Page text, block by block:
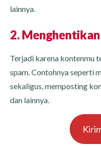
lainnya.
2.
Terjadi karena kontenmu
spam. Contohnya seperti
sekaligus, memposting
dan lainnya.